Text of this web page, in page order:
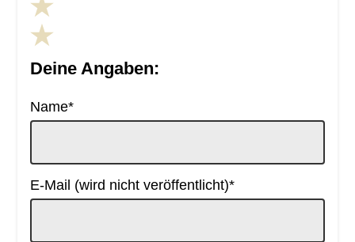
Deine Angaben:
Pflichtfeld
Name*
Pflichtfeld
E-Mail (wird nicht veröffentlicht)*